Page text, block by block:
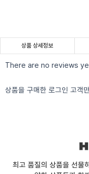
상품 상세정보
There are no reviews
상품을 구매한 로그인 고객
최고 품질의 상품을 선물